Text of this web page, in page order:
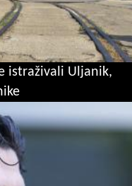
istraživali Uljanik,